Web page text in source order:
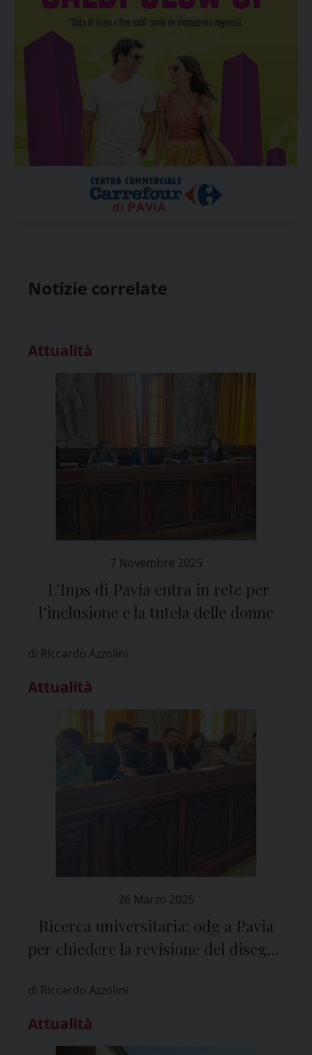
Notizie correlate
Attualità
7 Novembre 2025
L’Inps di Pavia entra in rete per
l’inclusione e la tutela delle donne
di Riccardo Azzolini
Attualità
26 Marzo 2025
Ricerca universitaria: odg a Pavia
per chiedere la revisione del disegno
di Riccardo Azzolini
Attualità